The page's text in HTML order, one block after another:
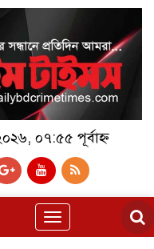
০৭:৫৫ পূর্বাহ্ন
Toggle
navigation